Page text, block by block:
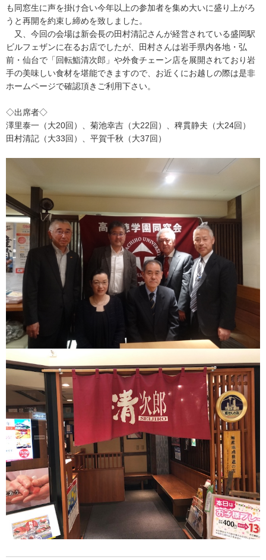
も同窓生に声を掛け合い今年以上の参加者を集め大いに盛り上がろ
うと再開を約束し締めを致しました。
又、今回の会場は新会長の田村清記さんが経営されている盛岡駅
ビルフェザンに在るお店でしたが、田村さんは岩手県内各地・弘
前・仙台で「回転鮨清次郎」や外食チェーン店を展開されており岩
手の美味しい食材を堪能できますので、お近くにお越しの際は是非
ホームページで確認頂きご利用下さい。
◇出席者◇
澤里泰一（大20回）、菊池幸吉（大22回）、稗貫静夫（大24回）
田村清記（大33回）、平賀千秋（大37回）